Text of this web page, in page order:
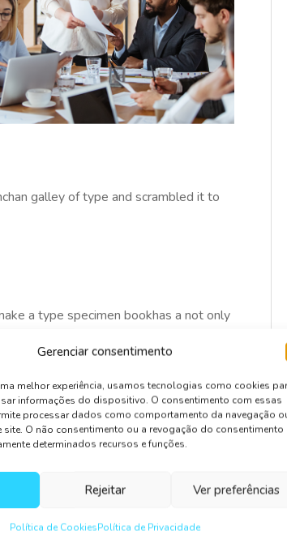
Gerenciar consentimento
melhor experiência, usamos tecnologias como cookies
informações do dispositivo. O consentimento com essas
processar dados como comportamento da navegação
site. O não consentimento ou a revogação do consentimento
determinados recursos e funções.
Rejeitar Ver preferências
Política de CookiesPolítica de Privacidade
galley of type and scrambled it to
a type specimen bookhas a not only
unchan galley of type and